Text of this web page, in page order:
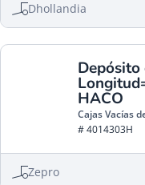
Dhollandia
HACO
Cajas Vacías
# 4014303H
Zepro